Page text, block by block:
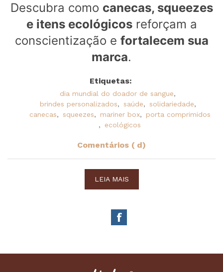
Descubra como canecas, squeezes
e itens ecológicosreforçam a
conscientização e fortalecem sua
marca.
Etiquetas:
dia mundial do doador de sangue,
brindes personalizados, saúde, solidariedade,
canecas, squeezes, mariner box,
porta comprimidos
,
ecológicos
Comentários ( d)
LEIA MAIS